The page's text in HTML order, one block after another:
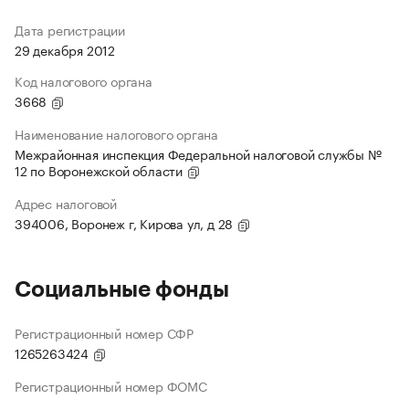
Дата регистрации
29 декабря 2012
Код налогового органа
3668
Наименование налогового органа
Межрайонная инспекция Федеральной налоговой службы №
12 по Воронежской области
Адрес налоговой
394006, Воронеж г, Кирова ул, д 28
Социальные фонды
Регистрационный номер СФР
1265263424
Регистрационный номер ФОМС